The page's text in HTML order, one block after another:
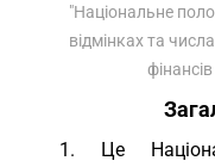
"Національне
відмінках та
фінансів
1. Це